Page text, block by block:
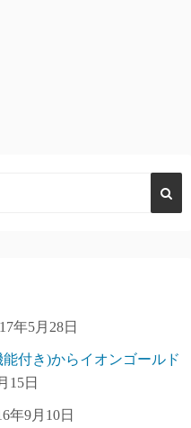
年5月28日
付き)からイオンゴールド
15日
年9月10日